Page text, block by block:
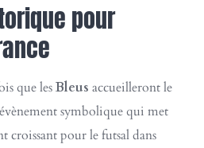
pour
que lesBleus accueilleront le
symbolique qui met
croissant pour le futsal dans